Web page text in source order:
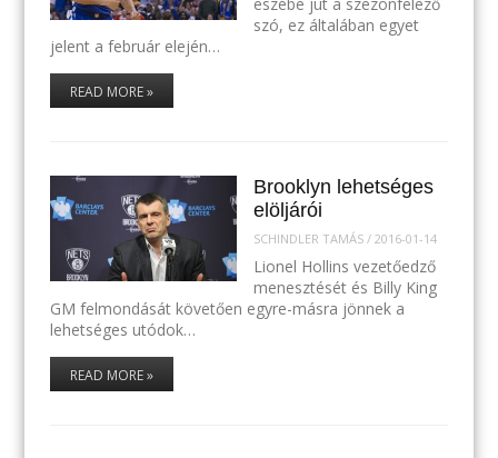
szó, ez általában egyet
jelent a február elején…
READ MORE »
Brooklyn lehetséges
elöljárói
SCHINDLER TAMÁS/ 2016-01-14
Lionel Hollins vezetőedző
menesztését és Billy King
GM felmondását követően egyre-másra jönnek a
lehetséges utódok…
READ MORE »